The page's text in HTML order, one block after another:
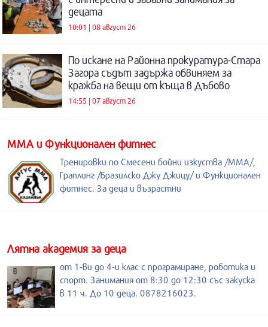
децата
10:01 | 08 август 26
По искане на Районна прокуратура-Стара
Загора съдът задържа обвиняем за
кражба на вещи от къща в Дъбово
14:55 | 07 август 26
ММА и Функционален фитнес
Тренировки по Смесени бойни изкуства /MMA/,
Граплинг /Бразилско Джу Джицу/ и Функционален
фитнес. За деца и възрастни
Лятна академия за деца
от 1-ви до 4-и клас с програмиране, роботика и
спорт. Занимания от 8:30 до 12:30 със закуска
в 11 ч. До 10 деца. 0878216023.